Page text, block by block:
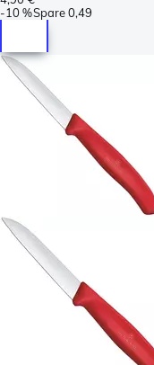
-10 %Spare0,49